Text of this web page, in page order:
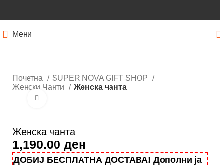
Мени
Почетна
SUPER NOVA GIFT SHOP
Женски Чанти
Женска чанта
Женска чанта
1,190.00 ден
ДОБИЈ БЕСПЛАТНА ДОСТАВА! Дополни ја